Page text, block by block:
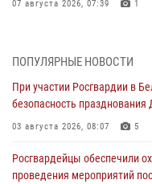
07 августа 2026, 07:39 1
Подвиги
экспозиции белгородского
06 августа 2026, 12:05 3
ПОПУЛЯРНЫЕ НОВОСТИ
При участии Росгвардии в
безопасность
03 августа 2026, 08:07 5
Росгвардейцы обеспечили
проведения мероприятий